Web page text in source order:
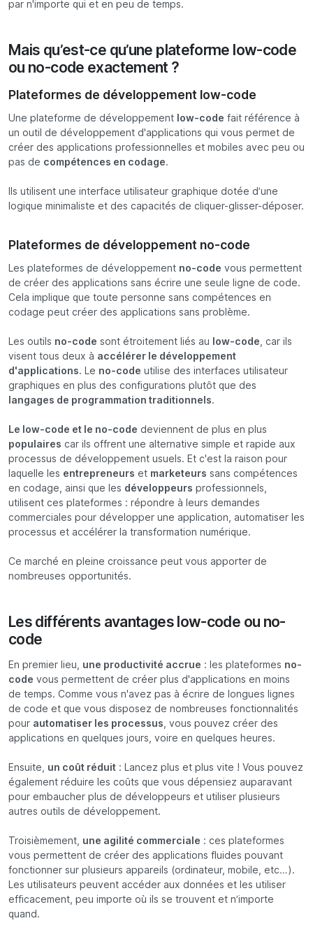
par n'importe qui et en peu de temps.
Mais qu’est-ce qu’une plateforme low-code
ou no-code exactement ?
Plateformes de développement low-code
Une plateforme de développement low-code fait référence à
un outil de développement d'applications qui vous permet de
créer des applications professionnelles et mobiles avec peu ou
pas de compétences en codage.
Ils utilisent une interface utilisateur graphique dotée d’une
logique minimaliste et des capacités de cliquer-glisser-déposer.
Plateformes de développement no-code
Les plateformes de développement no-code vous permettent
de créer des applications sans écrire une seule ligne de code.
Cela implique que toute personne sans compétences en
codage peut créer des applications sans problème.
Les outils no-code sont étroitement liés au low-code, car ils
visent tous deux à accélérer le développement
d'applications. Le no-code utilise des interfaces utilisateur
graphiques en plus des configurations plutôt que des
langages de programmation traditionnels.
Le low-code et le no-code deviennent de plus en plus
populaires car ils offrent une alternative simple et rapide aux
processus de développement usuels. Et c'est la raison pour
laquelle les entrepreneurs et marketeurs sans compétences
en codage, ainsi que les développeurs professionnels,
utilisent ces plateformes : répondre à leurs demandes
commerciales pour développer une application, automatiser les
processus et accélérer la transformation numérique.
Ce marché en pleine croissance peut vous apporter de
nombreuses opportunités.
Les différents avantages low-code ou no-
code
En premier lieu, une productivité accrue : les plateformes no-
code vous permettent de créer plus d'applications en moins
de temps. Comme vous n'avez pas à écrire de longues lignes
de code et que vous disposez de nombreuses fonctionnalités
pour automatiser les processus, vous pouvez créer des
applications en quelques jours, voire en quelques heures.
Ensuite, un coût réduit : Lancez plus et plus vite ! Vous pouvez
également réduire les coûts que vous dépensiez auparavant
pour embaucher plus de développeurs et utiliser plusieurs
autres outils de développement.
Troisièmement, une agilité commerciale : ces plateformes
vous permettent de créer des applications fluides pouvant
fonctionner sur plusieurs appareils (ordinateur, mobile, etc…).
Les utilisateurs peuvent accéder aux données et les utiliser
efficacement, peu importe où ils se trouvent et n’importe
quand.